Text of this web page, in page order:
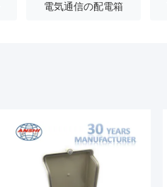
電気通信の配電箱